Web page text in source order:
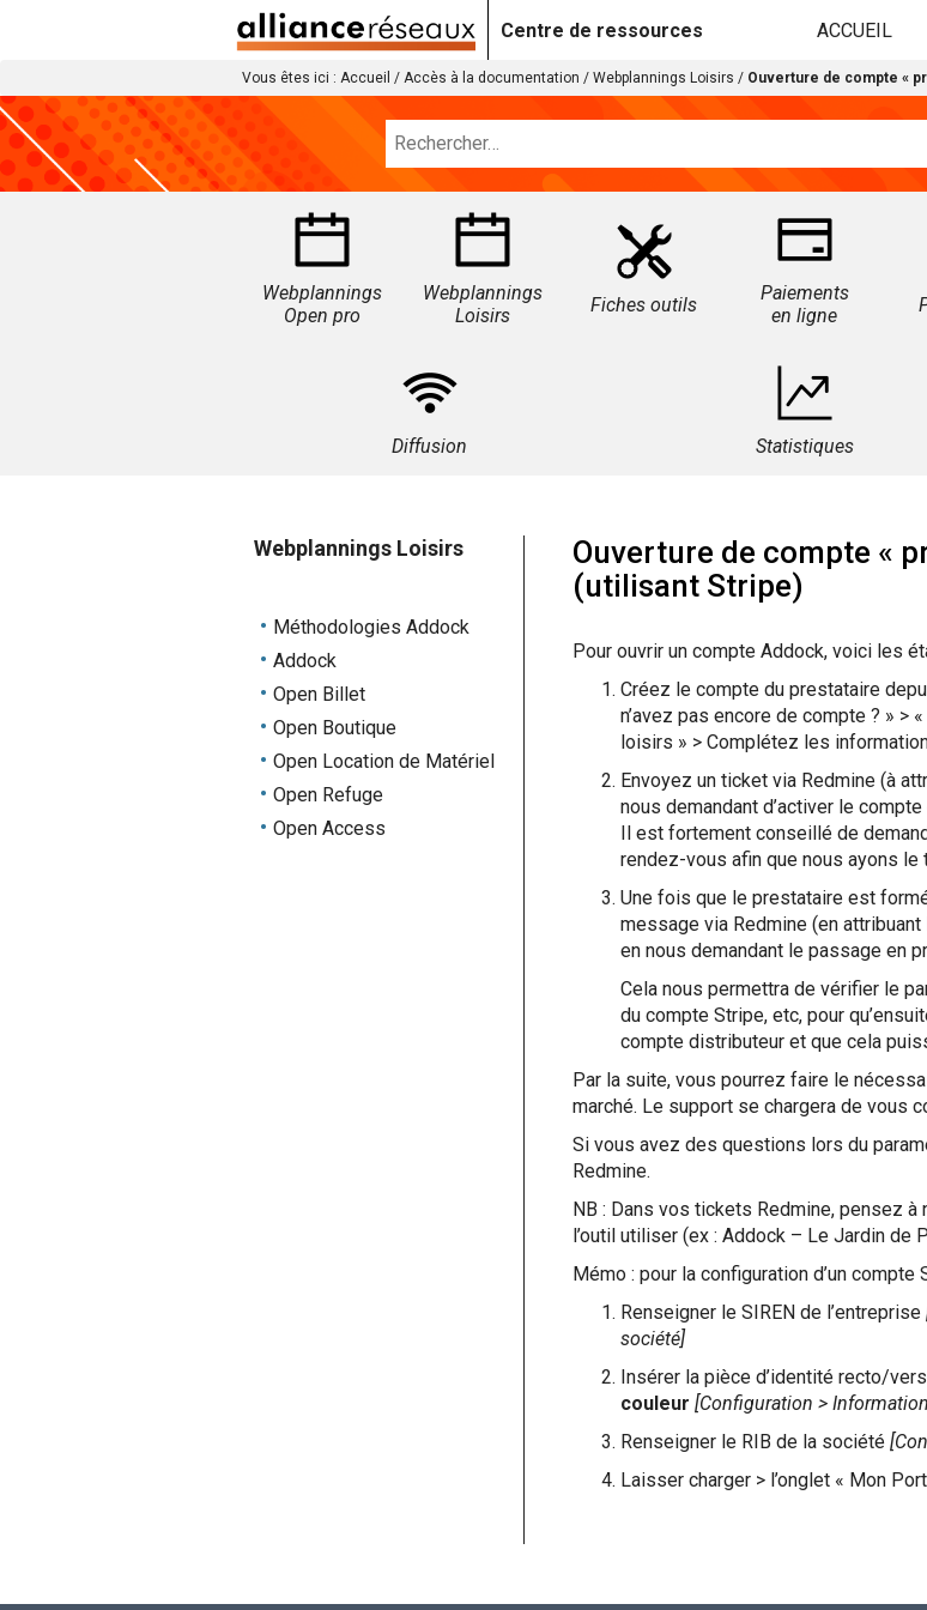
Centre de ressources ACCUEIL
Vous êtes ici : Accueil / Accès à la documentation / Webplannings Loisirs / Ouverture de compte «
Webplannings
Open pro
Webplannings
Loisirs
Fiches outils
Paiements
en ligne
Diffusion Statistiques
Webplannings Loisirs
Méthodologies Addock
Addock
Open Billet
Open Boutique
Open Location de Matériel
Open Refuge
Open Access
Ouverture de compte «
(utilisant Stripe)
Pour ouvrir un compte Addock, voici les
Créez le compte du prestataire
n’avez pas encore de compte ? » >
loisirs » > Complétez les
Envoyez un ticket via Redmine (à
nous demandant d’activer le
Il est fortement conseillé de
rendez-vous afin que nous ayons
Une fois que le prestataire est
message via Redmine (en
en nous demandant le passage en
Cela nous permettra de vérifier le
du compte Stripe, etc, pour
compte distributeur et que cela
Par la suite, vous pourrez faire le
marché. Le support se chargera de vous
Si vous avez des questions lors du
Redmine.
NB : Dans vos tickets Redmine, pensez
l’outil utiliser (ex : Addock – Le Jardin de
Mémo : pour la configuration d’un
Renseigner le SIREN de l’entreprise
société]
Insérer la pièce d’identité recto/
couleur [Configuration >
Renseigner le RIB de la société
Laisser charger > l’onglet « Mon